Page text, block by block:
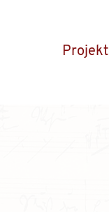
Projekt